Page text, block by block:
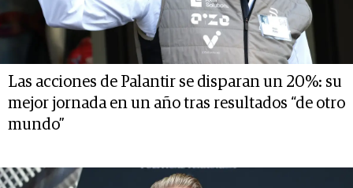
Las acciones de Palantir se disparan un 20%: su
mejor jornada en un año tras resultados “de otro
mundo”